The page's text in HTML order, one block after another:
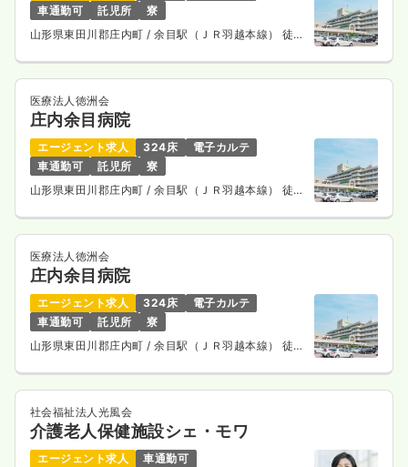
車通勤可
託児所
寮
山形県東田川郡庄内町 / 余目駅（ＪＲ羽越本線） 徒歩
医療法人徳洲会
庄内余目病院
エージェント求人 324床
電子カルテ
車通勤可
託児所
寮
山形県東田川郡庄内町 / 余目駅（ＪＲ羽越本線） 徒歩
医療法人徳洲会
庄内余目病院
エージェント求人 324床
電子カルテ
車通勤可
託児所
寮
山形県東田川郡庄内町 / 余目駅（ＪＲ羽越本線） 徒歩
社会福祉法人光風会
介護老人保健施設シェ・モワ
エージェント求人
車通勤可